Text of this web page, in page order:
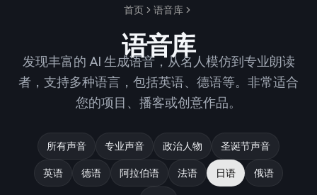
首页 语音库
语音库
发现丰富的 AI 生成语音，从名人模仿到专业朗读
者，支持多种语言，包括英语、德语等。非常适合
您的项目、播客或创意作品。
所有声音 专业声音 政治人物 圣诞节声音
英语 德语 阿拉伯语 法语 日语 俄语